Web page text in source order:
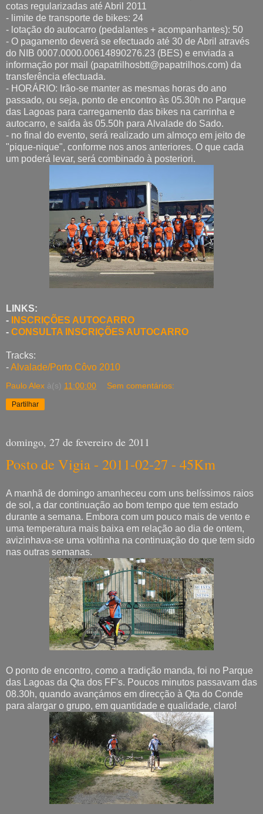
cotas regularizadas até Abril 2011
- limite de transporte de bikes: 24
- lotação do autocarro (pedalantes + acompanhantes): 50
- O pagamento deverá se efectuado até 30 de Abril através
do NIB 0007.0000.00614890276.23 (BES) e enviada a
informação por mail (papatrilhosbtt@papatrilhos.com) da
transferência efectuada.
- HORÁRIO: Irão-se manter as mesmas horas do ano
passado, ou seja, ponto de encontro às 05.30h no Parque
das Lagoas para carregamento das bikes na carrinha e
autocarro, e saída às 05.50h para Alvalade do Sado.
- no final do evento, será realizado um almoço em jeito de
"pique-nique", conforme nos anos anteriores. O que cada
um poderá levar, será combinado à posteriori.
LINKS:
-
INSCRIÇÕES AUTOCARRO
- CONSULTA INSCRIÇÕES AUTOCARRO
Tracks:
-Alvalade/Porto Côvo 2010
Paulo Alex à(s) 11:00:00 Sem comentários:
Partilhar
domingo, 27 de fevereiro de 2011
Posto de Vigia - 2011-02-27 - 45Km
A manhã de domingo amanheceu com uns belíssimos raios
de sol, a dar continuação ao bom tempo que tem estado
durante a semana. Embora com um pouco mais de vento e
uma temperatura mais baixa em relação ao dia de ontem,
avizinhava-se uma voltinha na continuação do que tem sido
nas outras semanas.
O ponto de encontro, como a tradição manda, foi no Parque
das Lagoas da Qta dos FF's. Poucos minutos passavam das
08.30h, quando avançámos em direcção à Qta do Conde
para alargar o grupo, em quantidade e qualidade, claro!